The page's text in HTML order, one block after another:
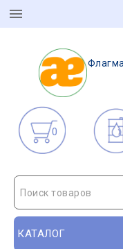
0
Поиск товаров
КАТАЛОГ